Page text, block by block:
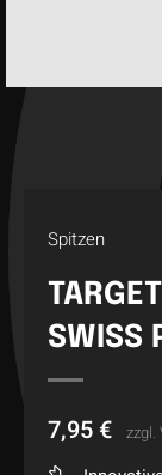
Spitzen
SWISS
7,95 € zzgl.